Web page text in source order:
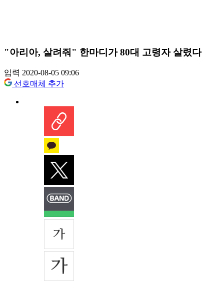
"아리아, 살려줘" 한마디가 80대 고령자 살렸다
입력 2020-08-05 09:06
선호매체 추가